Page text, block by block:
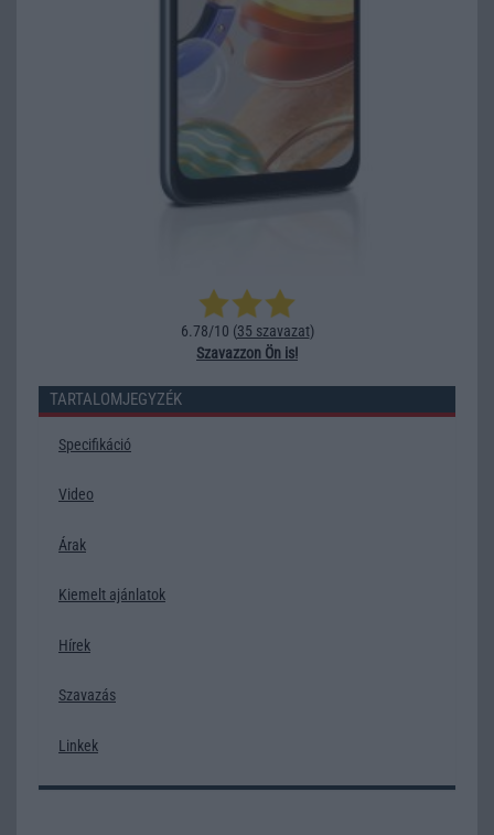
6.78/10 (35 szavazat)
Szavazzon Ön is!
TARTALOMJEGYZÉK
Specifikáció
Video
Árak
Kiemelt ajánlatok
Hírek
Szavazás
Linkek